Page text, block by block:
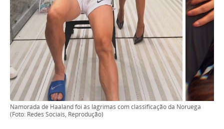
Namorada de Haaland foi às lágrimas com classificação da Noruega
(Foto: Redes Sociais, Reprodução)